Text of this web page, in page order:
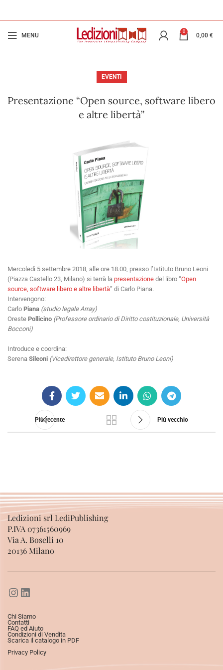
MENU
0
0,00 €
EVENTI
Presentazione “Open source, software libero
e altre libertà”
Mercoledì 5 settembre 2018, alle ore 18.00, presso l’Istituto Bruno Leoni
(Piazza Castello 23, Milano) si terrà la presentazione del libro “Open
source, software libero e altre libertà” di Carlo Piana.
Intervengono:
Carlo Piana (studio legale Array)
Oreste Pollicino (Professore ordinario di Diritto costituzionale, Università
Bocconi)
Introduce e coordina:
Serena Sileoni (Vicedirettore generale, Istituto Bruno Leoni)
Più recente Più vecchio
Ledizioni srl LediPublishing
P.IVA 07361560969
Via A. Boselli 10
20136 Milano
Chi Siamo
Contatti
FAQ ed Aiuto
Condizioni di Vendita
Scarica il catalogo in PDF
Privacy Policy